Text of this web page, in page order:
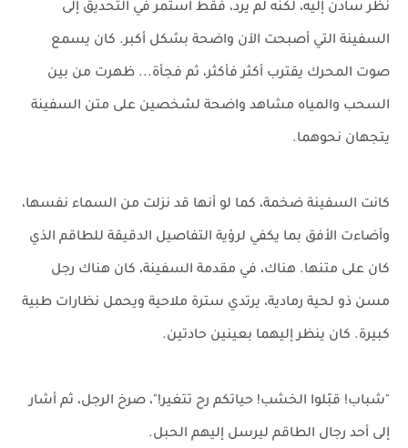
نظر سادن إليه، لكنه لم يرد، فقط استمر في التحديق إلى
السفينة التي أصبحت الآن واضحة بشكل أكبر. كان يسمع
صوت المحرك يقترب أكثر فأكثر، ثم فجأة... ظهرت من بين
السحب والمياه مشاهد واضحة لشخصين على متن السفينة
يتجهان نحوهما.
كانت السفينة ضخمة، كما لو أنها قد نزلت من السماء نفسها،
وأضاءت الأفق بما يكفي لرؤية التفاصيل الدقيقة للطاقم الذي
كان على متنها. هناك، في مقدمة السفينة، كان هناك رجل
مسن ذو لحية رمادية، يرتدي سترة ملاحية ويحمل نظارات طبية
كبيرة. كان ينظر إليهما بعينين حادتين.
"شباب! قبّلوا الخشب! حياتكم رح تتغير!"، صرخ الرجل، ثم أشار
إلى أحد رجال الطاقم ليرسل إليهم الحبل.